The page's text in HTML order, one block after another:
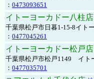
： 0473093651
イトーヨーカドー八柱店
千葉県松戸市日暮1-15-8イ
： 0477045261
イトーヨーカドー松戸店
千葉県松戸市松戸1149 イト
： 0477035701